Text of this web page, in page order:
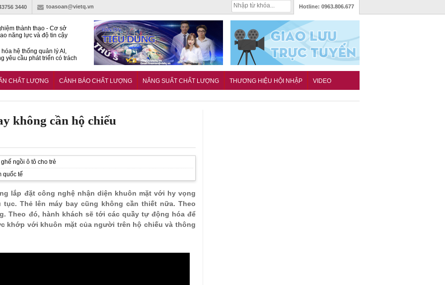
3440 toasoan@vietq.vn Hotline: 0963.806.677
thành thạo - Cơ sở
năng lực và độ tin cậy
hệ thống quản lý AI,
yêu cầu phát triển có trách
tâm sát hạch lái xe
CHẤT LƯỢNG CẢNH BÁO CHẤT LƯỢNG NĂNG SUẤT CHẤT LƯỢNG THƯƠNG HIỆU HỘI NHẬP VIDEO
không cần hộ chiếu
ngồi ô tô cho trẻ
quốc tế
lắp đặt công nghệ nhận diện khuôn mặt với hy vọng
Thẻ lên máy bay cũng không cần thiết nữa. Theo
Theo đó, hành khách sẽ tới các quầy tự động hóa để
khớp với khuôn mặt của người trên hộ chiếu và thông